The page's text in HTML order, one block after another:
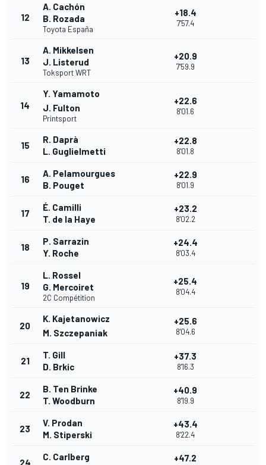
12
A. Cachón
B. Rozada
Toyota España
+18.4
7'57.4
13
A. Mikkelsen
J. Listerud
Toksport WRT
+20.9
7'59.9
14
Y. Yamamoto
J. Fulton
Printsport
+22.6
8'01.6
15
R. Daprà
L. Guglielmetti
+22.8
8'01.8
16
A. Pelamourgues
B. Pouget
+22.9
8'01.9
17
É. Camilli
T. de la Haye
+23.2
8'02.2
18
P. Sarrazin
Y. Roche
+24.4
8'03.4
19
L. Rossel
G. Mercoiret
2C Compétition
+25.4
8'04.4
20
K. Kajetanowicz
M. Szczepaniak
+25.6
8'04.6
21
T. Gill
D. Brkic
+37.3
8'16.3
22
B. Ten Brinke
T. Woodburn
+40.9
8'19.9
23
V. Prodan
M. Stiperski
+43.4
8'22.4
24
C. Carlberg
+47.2